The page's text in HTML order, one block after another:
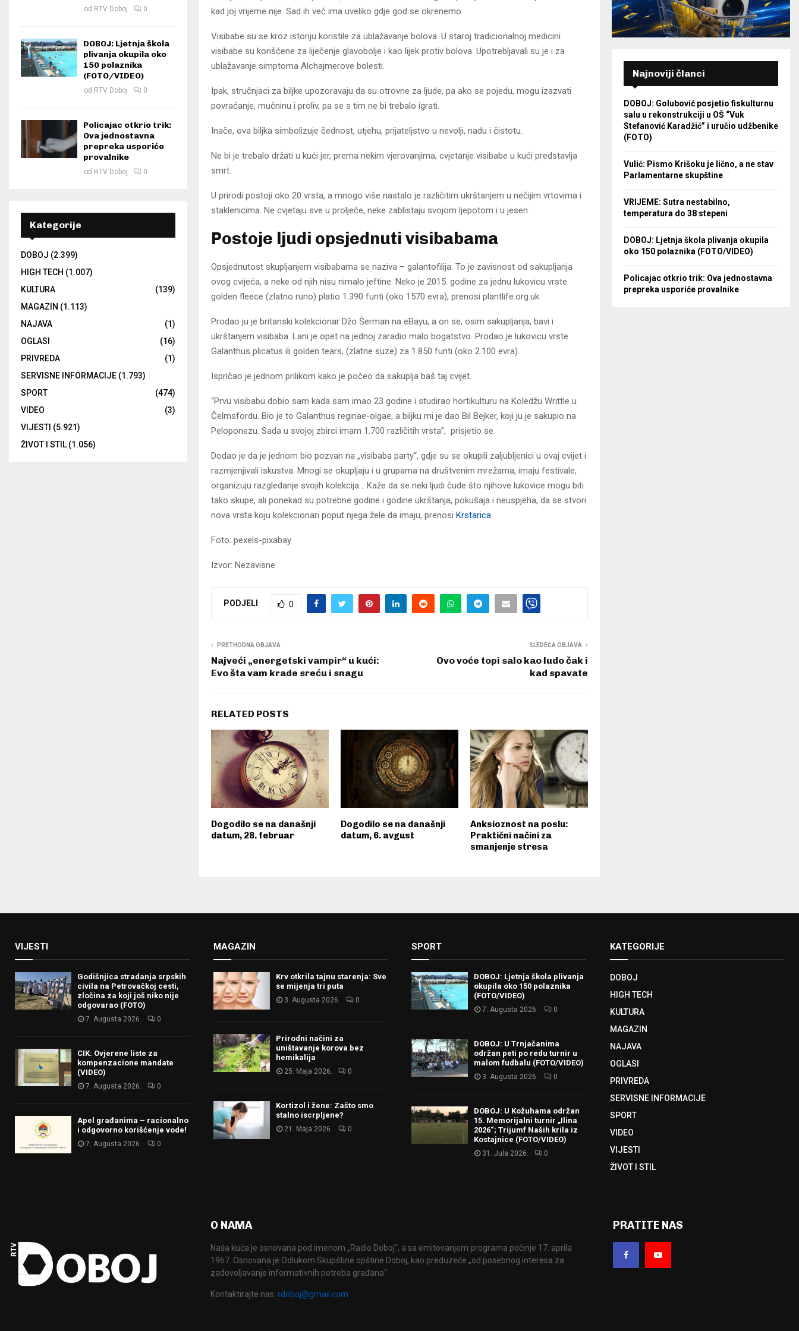
kad joj vrijeme nije. Sad ih već ima uveliko gdje god se okrenemo.
Visibabe su se kroz istoriju koristile za ublažavanje bolova. U staroj tradicionalnoj medicini
visibabe su korišćene za liječenje glavobolje i kao lijek protiv bolova. Upotrebljavali su je i za
ublažavanje simptoma Alchajmerove bolesti.
Ipak, stručnjaci za biljke upozoravaju da su otrovne za ljude, pa ako se pojedu, mogu izazvati
povraćanje, mučninu i proliv, pa se s tim ne bi trebalo igrati.
Inače, ova biljka simbolizuje čednost, utjehu, prijateljstvo u nevolji, nadu i čistotu.
Ne bi je trebalo držati u kući jer, prema nekim vjerovanjima, cvjetanje visibabe u kući predstavlja
smrt.
U prirodi postoji oko 20 vrsta, a mnogo više nastalo je različitim ukrštanjem u nečijim vrtovima i
staklenicima. Ne cvjetaju sve u proljeće, neke zablistaju svojom ljepotom i u jesen.
Postoje ljudi opsjednuti visibabama
Opsjednutost skupljanjem visibabama se naziva – galantofilija. To je zavisnost od sakupljanja
ovog cvijeća, a neke od njih nisu nimalo jeftine. Neko je 2015. godine za jednu lukovicu vrste
golden fleece (zlatno runo) platio 1.390 funti (oko 1570 evra), prenosi plantlife.org.uk.
Prodao ju je britanski kolekcionar Džo Šerman na eBayu, a on se, osim sakupljanja, bavi i
ukrštanjem visibaba. Lani je opet na jednoj zaradio malo bogatstvo. Prodao je lukovicu vrste
Galanthus plicatus ili golden tears, (zlatne suze) za 1.850 funti (oko 2.100 evra).
Ispričao je jednom prilikom kako je počeo da sakuplja baš taj cvijet.
“Prvu visibabu dobio sam kada sam imao 23 godine i studirao hortikulturu na Koledžu Writtle u
Čelmsfordu. Bio je to Galanthus reginae-olgae, a biljku mi je dao Bil Bejker, koji ju je sakupio na
Peloponezu. Sada u svojoj zbirci imam 1.700 različitih vrsta”, prisjetio se.
Dodao je da je jednom bio pozvan na „visibaba party“, gdje su se okupili zaljubljenici u ovaj cvijet i
razmjenjivali iskustva. Mnogi se okupljaju i u grupama na društvenim mrežama, imaju festivale,
organizuju razgledanje svojih kolekcija… Kaže da se neki ljudi čude što njihove lukovice mogu biti
tako skupe, ali ponekad su potrebne godine i godine ukrštanja, pokušaja i neuspjeha, da se stvori
nova vrsta koju kolekcionari poput njega žele da imaju, prenosi Krstarica.
Foto: pexels-pixabay
Izvor: Nezavisne
PODJELI 0
PRETHODNA OBJAVA
Najveći „energetski vampir“ u kući:
Evo šta vam krade sreću i snagu
SLEDEĆA OBJAVA
Ovo voće topi salo kao ludo čak i
kad spavate
RELATED POSTS
Dogodilo se na današnji
datum, 28. februar
Dogodilo se na današnji
datum, 6. avgust
Anksioznost na poslu:
Praktični načini za
smanjenje stresa
od RTV Doboj 0
DOBOJ: Ljetnja škola
plivanja okupila oko
150 polaznika
(FOTO/VIDEO)
od RTV Doboj 0
Policajac otkrio trik:
Ova jednostavna
prepreka usporiće
provalnike
od RTV Doboj 0
Kategorije
DOBOJ (2.399)
HIGH TECH (1.007)
KULTURA
(139)
MAGAZIN (1.113)
NAJAVA
(1)
OGLASI
(16)
PRIVREDA
(1)
SERVISNE INFORMACIJE (1.793)
SPORT
(474)
VIDEO
(3)
VIJESTI (5.921)
ŽIVOT I STIL(1.056)
Najnoviji članci
DOBOJ: Golubović posjetio fiskulturnu
salu u rekonstrukciji u OŠ “Vuk
Stefanović Karadžić” i uručio udžbenike
(FOTO)
Vulić: Pismo Krišoku je lično, a ne stav
Parlamentarne skupštine
VRIJEME: Sutra nestabilno,
temperatura do 38 stepeni
DOBOJ: Ljetnja škola plivanja okupila
oko 150 polaznika (FOTO/VIDEO)
Policajac otkrio trik: Ova jednostavna
prepreka usporiće provalnike
VIJESTI
Godišnjica stradanja srpskih
civila na Petrovačkoj cesti,
zločina za koji još niko nije
odgovarao (FOTO)
7. Augusta 2026. 0
CIK: Ovjerene liste za
kompenzacione mandate
(VIDEO)
7. Augusta 2026. 0
Apel građanima – racionalno
i odgovorno korišćenje vode!
7. Augusta 2026. 0
MAGAZIN
Krv otkrila tajnu starenja: Sve
se mijenja tri puta
3. Augusta 2026. 0
Prirodni načini za
uništavanje korova bez
hemikalija
25. Maja 2026. 0
Kortizol i žene: Zašto smo
stalno iscrpljene?
21. Maja 2026. 0
SPORT
DOBOJ: Ljetnja škola plivanja
okupila oko 150 polaznika
(FOTO/VIDEO)
7. Augusta 2026. 0
DOBOJ: U Trnjačanima
održan peti po redu turnir u
malom fudbalu (FOTO/VIDEO)
3. Augusta 2026. 0
DOBOJ: U Kožuhama održan
15. Memorijalni turnir „Ilina
2026“; Trijumf Naših krila iz
Kostajnice (FOTO/VIDEO)
31. Jula 2026. 0
KATEGORIJE
DOBOJ
HIGH TECH
KULTURA
MAGAZIN
NAJAVA
OGLASI
PRIVREDA
SERVISNE INFORMACIJE
SPORT
VIDEO
VIJESTI
ŽIVOT I STIL
O NAMA
Naša kuća je osnovana pod imenom „Radio Doboj“, a sa emitovanjem programa počinje 17. aprila
1967. Osnovana je Odlukom Skupštine opštine Doboj, kao preduzeće „od posebnog interesa za
zadovoljavanje informativnih potreba građana“.
Kontaktirajte nas: rdoboj@gmail.com
PRATITE NAS